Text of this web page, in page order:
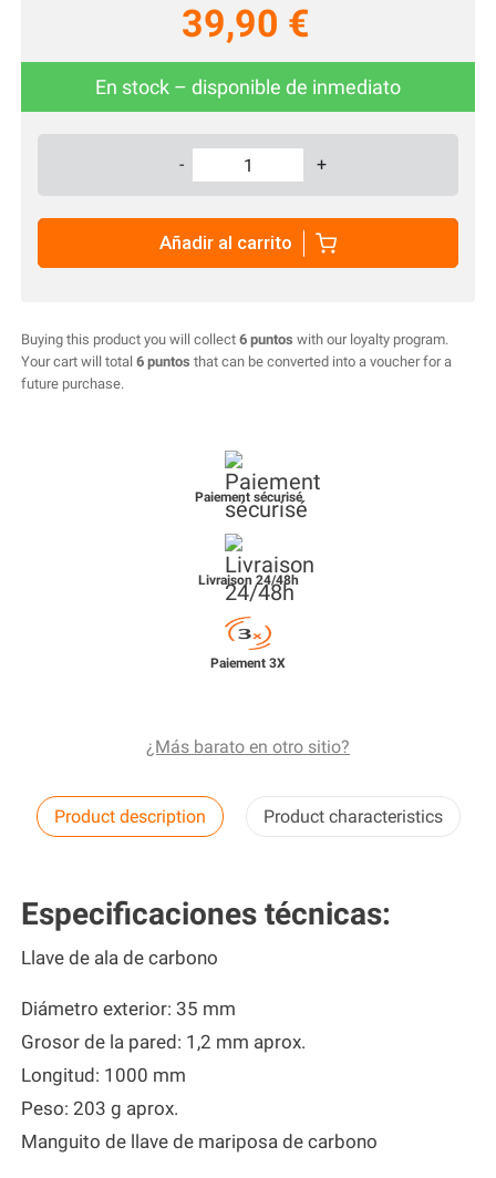
39,90 €
En stock – disponible de inmediato
- +
Añadir al carrito
Buying this product you will collect6 puntos with our loyalty program.
Your cart will total6 puntos that can be converted into a voucher for a
future purchase.
Paiement sécurisé
Livraison 24/48h
Paiement 3X
¿Más barato en otro sitio?
Product description Product characteristics
Especificaciones técnicas:
Llave de ala de carbono
Diámetro exterior: 35 mm
Grosor de la pared: 1,2 mm aprox.
Longitud: 1000 mm
Peso: 203 g aprox.
Manguito de llave de mariposa de carbono